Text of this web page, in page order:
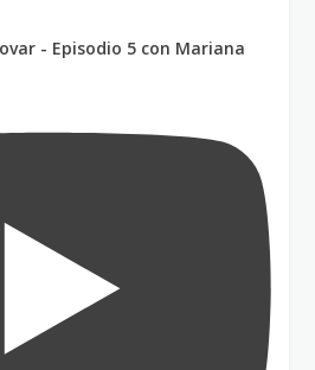
- Episodio 5 con Mariana